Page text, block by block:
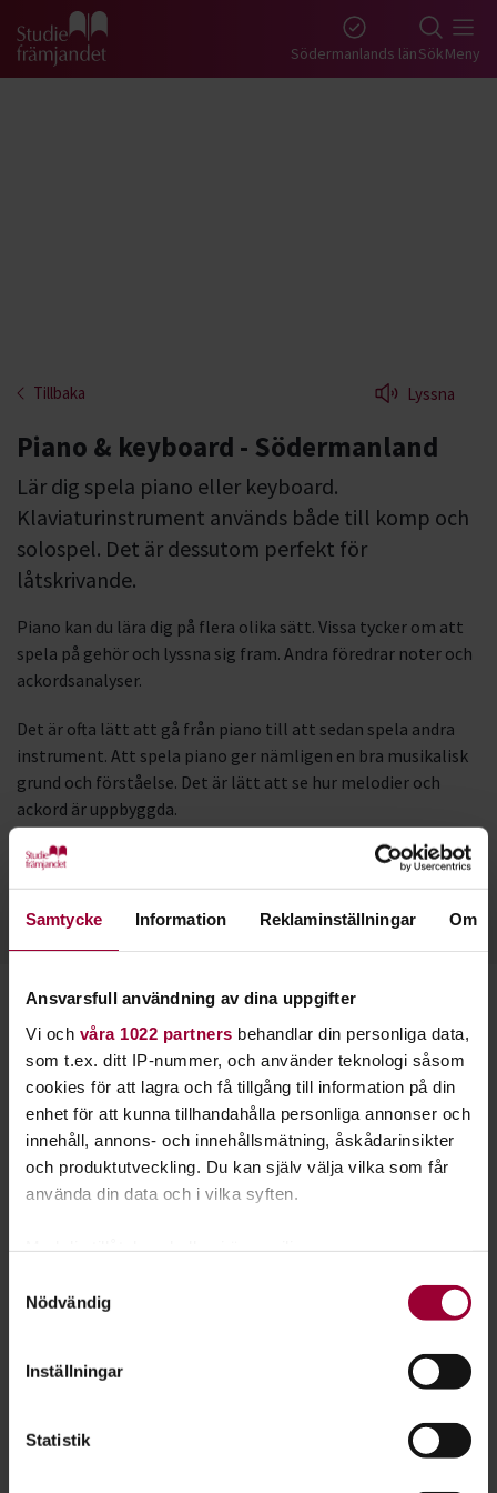
Samtycke Information Reklaminställningar Om
Ansvarsfull användning av dina uppgifter
Vi och våra 1022 partners behandlar din personliga data,
som t.ex. ditt IP-nummer, och använder teknologi såsom
cookies för att lagra och få tillgång till information på din
enhet för att kunna tillhandahålla personliga annonser och
innehåll, annons- och innehållsmätning, åskådarinsikter
och produktutveckling. Du kan själv välja vilka som får
använda din data och i vilka syften.
som kan ha en noggrannhet på upp till flera meter
Du kan ändra eller dra tillbaka ditt samtycke när som
Nödvändig
Inställningar
Statistik
Gå till studiefrämjandets startsida Södermanlands länSökMeny
Tillbaka Lyssna
Piano & keyboard - Södermanland
Lär dig spela piano eller keyboard.
Klaviaturinstrument används både till komp och
solospel. Det är dessutom perfekt för
låtskrivande.
Piano kan du lära dig på flera olika sätt. Vissa tycker om att
spela på gehör och lyssna sig fram. Andra föredrar noter och
ackordsanalyser.
Det är ofta lätt att gå från piano till att sedan spela andra
instrument. Att spela piano ger nämligen en bra musikalisk
grund och förståelse. Det är lätt att se hur melodier och
ackord är uppbyggda.
Läs gärna mer om piano och klaviatur på vår sajt
Musikakuten.
Starta en studiecirkel!
Lär dig tillsammans med andra genom att starta en
studiecirkel hos Studiefrämjandet.
Läs mer om att starta studiecirkel
Se våra kurser, evenemang och studiecirklar inom